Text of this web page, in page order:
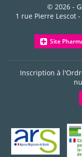
© 2026 -
1 rue Pierre Lescot
Site
Inscription à